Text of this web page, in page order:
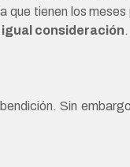
tienen los
igual consideración.
Sin